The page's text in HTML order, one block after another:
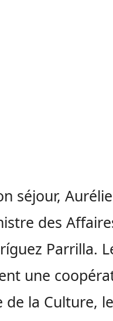
séjour,
des
Parrilla.
une
de la Culture,